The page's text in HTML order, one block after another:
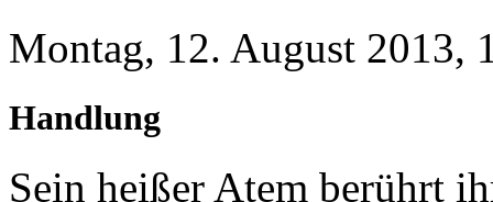
Montag, 12. August 2013,
Handlung
Sein heißer Atem berührt